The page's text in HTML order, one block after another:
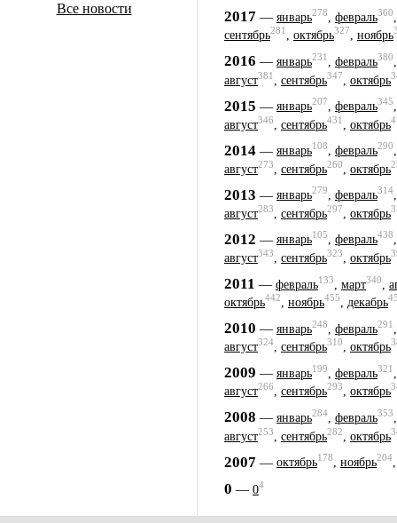
Все новости 2017 — январь278 февраль360
сентябрь281, октябрь327, ноябрь
2016 — январь231 февраль380
август381 сентябрь347 октябрь
2015 — январь207, февраль345
август346 сентябрь431 октябрь
2014 — январь108, февраль290
август273 сентябрь260 октябрь
2013 — январь279, февраль314
август283 сентябрь297 октябрь
2012 — январь105, февраль438
август343, сентябрь323, октябрь
2011 — февраль133 март340
октябрь442, ноябрь455, декабрь
2010 — январь248 февраль291
август324, сентябрь310, октябрь
2009 — январь199 февраль321
август266, сентябрь293, октябрь
2008 — январь284 февраль353
август253 сентябрь282 октябрь
2007 — октябрь178, ноябрь204
0 — 04